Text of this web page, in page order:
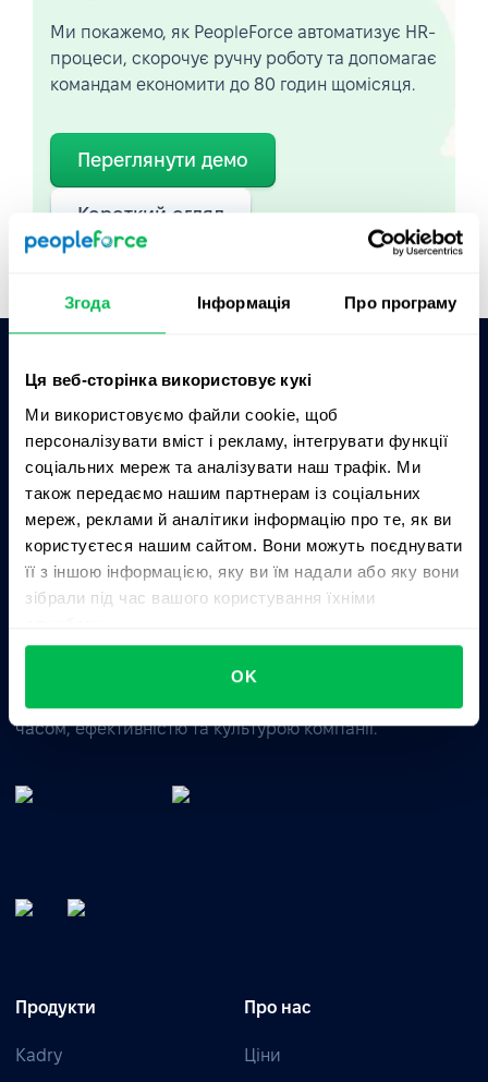
Згода Інформація Про програму
Ця веб-сторінка використовує кукі
Ми використовуємо файли cookie, щоб
персоналізувати вміст і рекламу, інтегрувати функції
соціальних мереж та аналізувати наш трафік. Ми
також передаємо нашим партнерам із соціальних
мереж, реклами й аналітики інформацію про те, як ви
користуєтеся нашим сайтом. Вони можуть поєднувати
її з іншою інформацією, яку ви їм надали або яку вони
зібрали під час вашого користування їхніми
OK
Ми покажемо, як PeopleForce автоматизує HR-
процеси, скорочує ручну роботу та допомагає
командам економити до 80 годин щомісяця.
Переглянути демо
Короткий огляд
Запитати AI про PeopleForce:
ChatGPT
Claude Perplexity
Business driven. People focused.
Цілісне HRM-рішення для управління талантами,
часом, ефективністю та культурою компанії.
Продукти
Kadry
Про нас
Ціни